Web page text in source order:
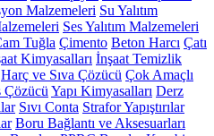
Malzemeleri Su Yalıtım
Ses Yalıtım Malzemeleri
Tuğla Çimento Beton Harcı Çatı
Kimyasalları İnşaat Temizlik
Harç ve Sıva Çözücü Çok Amaçlı
Çözücü Yapı Kimyasalları Derz
Sıvı Conta Strafor Yapıştırılar
Boru Bağlantı ve Aksesuarları